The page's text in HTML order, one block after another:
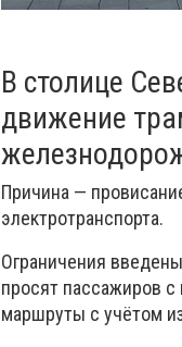
В столице
движение
Причина —
электротранспорта.
Ограничения
просят пассажиров
маршруты с учётом